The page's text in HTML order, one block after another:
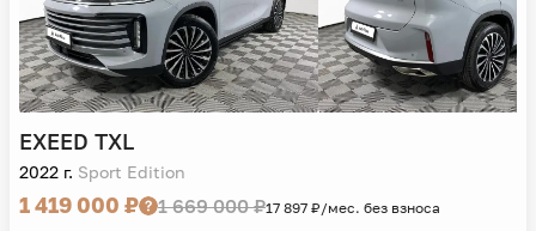
EXEED TXL
2022 г. Sport Edition
1 419 000 ₽ 1 669 000 ₽17 897 ₽/мес. без взноса